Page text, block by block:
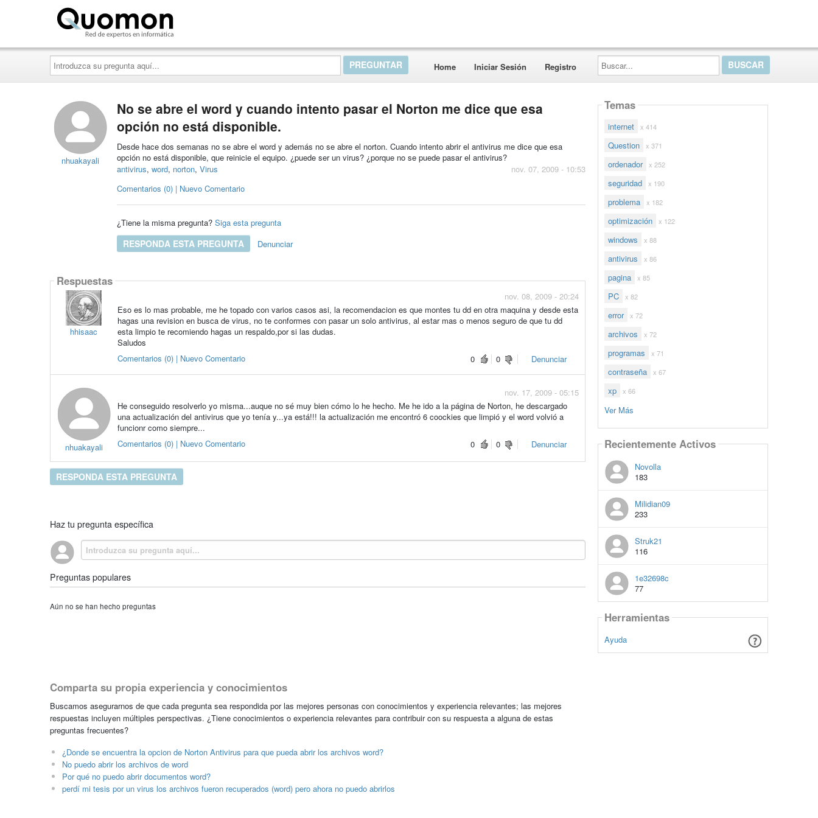
Introduzca
su
pregunta
aquí...
Home Iniciar Sesión Registro
Buscar...
nhuakayali
No se abre el word y cuando intento pasar el Norton me dice que esa
opción no está disponible.
Desde hace dos semanas no se abre el word y además no se abre el norton. Cuando intento abrir el antivirus me dice que esa
opción no está disponible, que reinicie el equipo. ¿puede ser un virus? ¿porque no se puede pasar el antivirus?
nov. 07, 2009 - 10:53
antivirus, word, norton, Virus
Comentarios (0) | Nuevo Comentario
¿Tiene la misma pregunta? Siga esta pregunta
RESPONDA ESTA PREGUNTA Denunciar
Respuestas
hhisaac
nov. 08, 2009 - 20:24
Eso es lo mas probable, me he topado con varios casos asi, la recomendacion es que montes tu dd en otra maquina y desde esta
hagas una revision en busca de virus, no te conformes con pasar un solo antivirus, al estar mas o menos seguro de que tu dd
esta limpio te recomiendo hagas un respaldo,por si las dudas.
Saludos
0
0 Denunciar
Comentarios (0) | Nuevo Comentario
nhuakayali
nov. 17, 2009 - 05:15
He conseguido resolverlo yo misma...auque no sé muy bien cómo lo he hecho. Me he ido a la página de Norton, he descargado
una actualización del antivirus que yo tenía y...ya está!!! la actualización me encontró 6 coockies que limpió y el word volvió a
funcionr como siempre...
0
0 Denunciar
Comentarios (0) | Nuevo Comentario
RESPONDA ESTA PREGUNTA
Haz tu pregunta específica
Preguntas populares
Aún no se han hecho preguntas
Comparta su propia experiencia y conocimientos
Buscamos asegurarnos de que cada pregunta sea respondida por las mejores personas con conocimientos y experiencia relevantes; las mejores
respuestas incluyen múltiples perspectivas. ¿Tiene conocimientos o experiencia relevantes para contribuir con su respuesta a alguna de estas
preguntas frecuentes?
¿Donde se encuentra la opcion de Norton Antivirus para que pueda abrir los archivos word?
No puedo abrir los archivos de word
Por qué no puedo abrir documentos word?
perdí mi tesis por un virus los archivos fueron recuperados (word) pero ahora no puedo abrirlos
Temas
internet x 414
Question x 371
ordenador x 252
seguridad x 190
problema x 182
optimización x 122
windows x 88
antivirus x 86
pagina x 85
PC x 82
error x 72
archivos x 72
programas x 71
contraseña x 67
xp x 66
Ver Más
Recientemente Activos
Novolla
183
Milidian09
233
Struk21
116
1e32698c
77
Herramientas
Ayuda